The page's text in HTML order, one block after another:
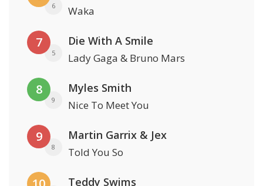
6 Waka
7
5
Die With A Smile
Lady Gaga & Bruno Mars
8
9
Myles Smith
Nice To Meet You
9
8
Martin Garrix & Jex
Told You So
Teddy Swims